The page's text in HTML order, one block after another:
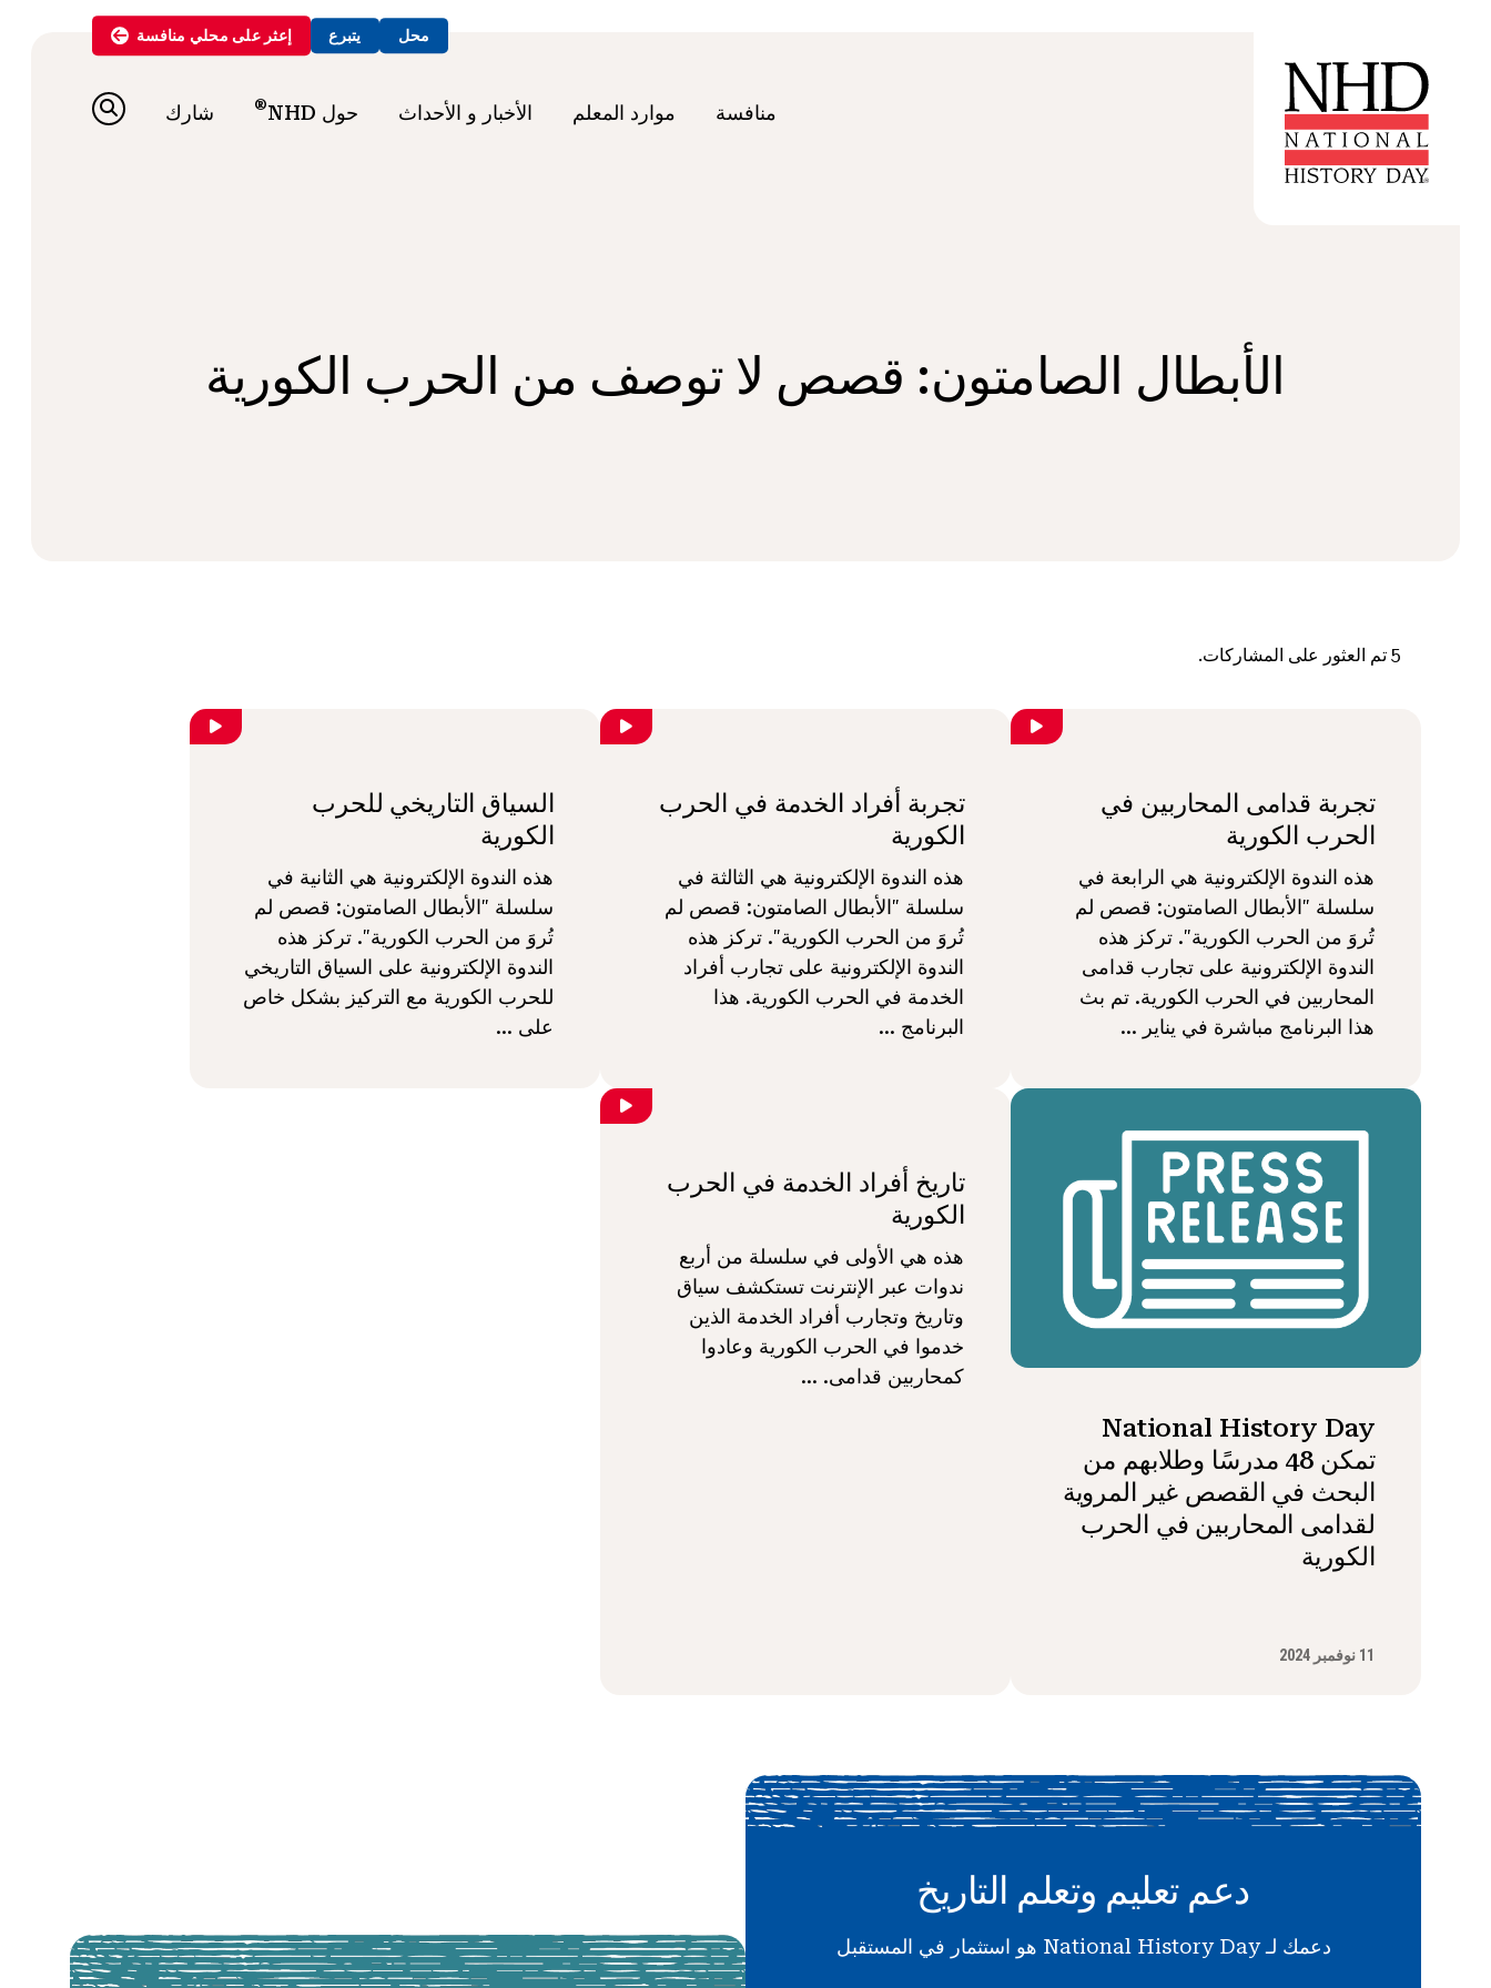
محل يتبرع إعثر على محلي منافسة
منافسة موارد المعلم الأخبار و الأحداث حول NHD ® شارك
الأبطال الصامتون: قصص لا توصف من الحرب الكورية
5 تم العثور على المشاركات.
تجربة قدامى المحاربين في
الحرب الكورية
هذه الندوة الإلكترونية هي الرابعة في
سلسلة "الأبطال الصامتون: قصص لم
تُروَ من الحرب الكورية". تركز هذه
الندوة الإلكترونية على تجارب قدامى
المحاربين في الحرب الكورية. تم بث
هذا البرنامج مباشرة في يناير ...
تجربة أفراد الخدمة في الحرب
الكورية
هذه الندوة الإلكترونية هي الثالثة في
سلسلة "الأبطال الصامتون: قصص لم
تُروَ من الحرب الكورية". تركز هذه
الندوة الإلكترونية على تجارب أفراد
الخدمة في الحرب الكورية. هذا
البرنامج ...
السياق التاريخي للحرب
الكورية
هذه الندوة الإلكترونية هي الثانية في
سلسلة "الأبطال الصامتون: قصص لم
تُروَ من الحرب الكورية". تركز هذه
الندوة الإلكترونية على السياق التاريخي
للحرب الكورية مع التركيز بشكل خاص
على ...
National History Day
تمكن 48 مدرسًا وطلابهم من
البحث في القصص غير المروية
لقدامى المحاربين في الحرب
الكورية
11 نوفمبر 2024
تاريخ أفراد الخدمة في الحرب
الكورية
هذه هي الأولى في سلسلة من أربع
ندوات عبر الإنترنت تستكشف سياق
وتاريخ وتجارب أفراد الخدمة الذين
خدموا في الحرب الكورية وعادوا
كمحاربين قدامى. ...
دعم تعليم وتعلم التاريخ
دعمك لـ National History Day هو استثمار في المستقبل